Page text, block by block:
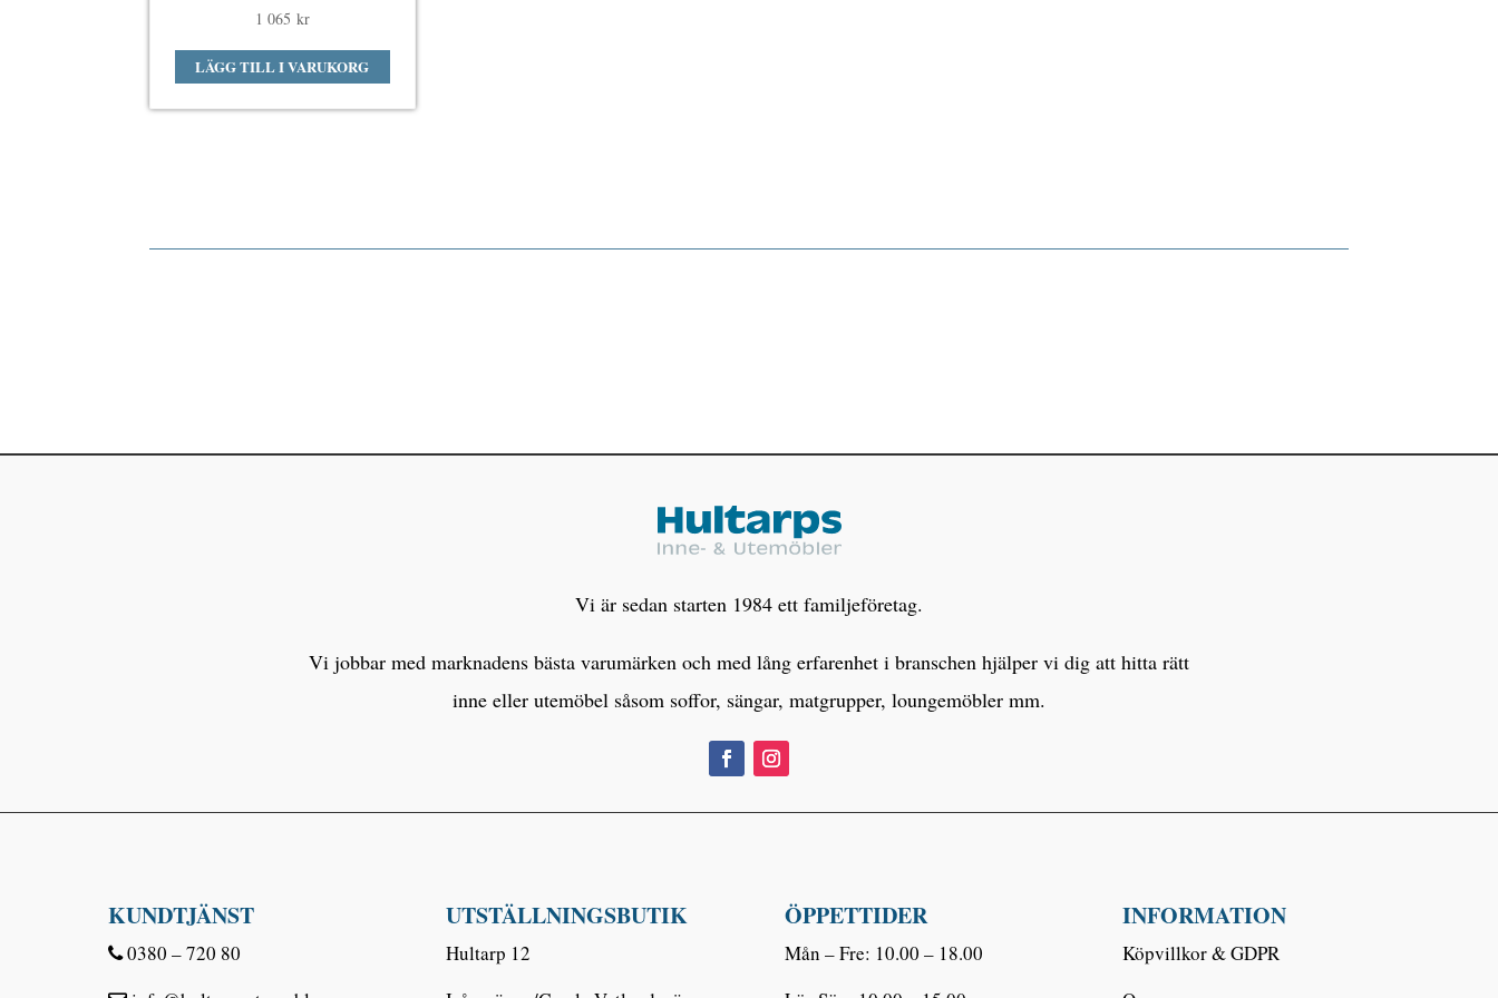
1 065 kr
LÄGG TILL I VARUKORG
Vi är sedan starten 1984 ett familjeföretag.
Vi jobbar med marknadens bästa varumärken och med lång erfarenhet i branschen hjälper vi dig att hitta rätt
inne eller utemöbel såsom soffor, sängar, matgrupper, loungemöbler mm.
KUNDTJÄNST
0380 – 720 80
UTSTÄLLNINGSBUTIK
Hultarp 12
ÖPPETTIDER
Mån – Fre: 10.00 – 18.00
INFORMATION
Köpvillkor & GDPR